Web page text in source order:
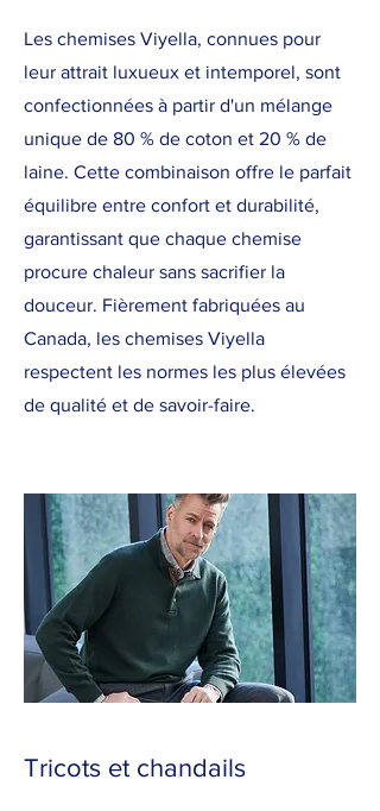
Les chemises Viyella, connues pour
leur attrait luxueux et intemporel, sont
confectionnées à partir d'un mélange
unique de 80 % de coton et 20 % de
laine. Cette combinaison offre le parfait
équilibre entre confort et durabilité,
garantissant que chaque chemise
procure chaleur sans sacrifier la
douceur. Fièrement fabriquées au
Canada, les chemises Viyella
respectent les normes les plus élevées
de qualité et de savoir-faire.
Tricots et chandails